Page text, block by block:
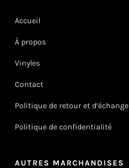
Accueil
À propos
Vinyles
Contact
Politique de retour et d’échange
Politique de confidentialité
AUTRES MARCHANDISES